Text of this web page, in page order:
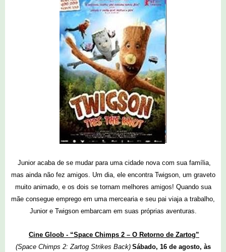
Junior acaba de se mudar para uma cidade nova com sua família,
mas ainda não fez amigos. Um dia, ele encontra Twigson, um graveto
muito animado, e os dois se tornam melhores amigos! Quando sua
mãe consegue emprego em uma mercearia e seu pai viaja a trabalho,
Junior e Twigson embarcam em suas próprias aventuras.
Cine Gloob - “Space Chimps 2 – O Retorno de Zartog”
(Space Chimps 2: Zartog Strikes Back) Sábado, 16 de agosto, às